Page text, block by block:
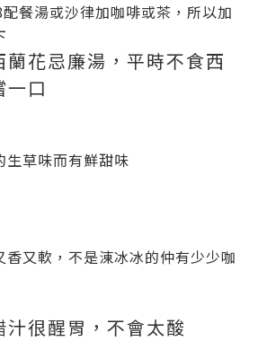
餐湯或沙律加咖啡或茶，所以加
花忌廉湯，平時不食西
一口
生草味而有鮮甜味
香又軟，不是涷冰冰的仲有少少咖
很醒胃，不會太酸